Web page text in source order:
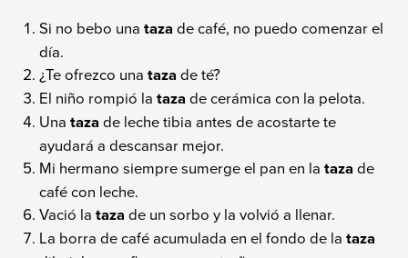
Si no bebo unataza de café, no puedo comenzar el
día.
¿Te ofrezco unataza de té?
El niño rompió lataza de cerámica con la pelota.
Unataza de leche tibia antes de acostarte te
ayudará a descansar mejor.
Mi hermano siempre sumerge el pan en lataza de
café con leche.
Vació lataza de un sorbo y la volvió a llenar.
La borra de café acumulada en el fondo de lataza